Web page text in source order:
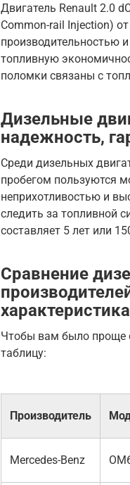
Двигатель Renault 2.0
Common-rail Injection)
производительностью
топливную
поломки связаны с
Дизельные
надежность,
Среди дизельных
пробегом пользуются
неприхотливостью и
следить за топливной
составляет 5 лет или
Сравнение
Чтобы вам было проще
таблицу:
Производитель
Mercedes-Benz